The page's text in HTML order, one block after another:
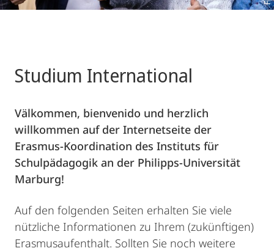
Studium International
Välkommen, bienvenido und herzlich
willkommen auf der Internetseite der
Erasmus-Koordination des Instituts für
Schulpädagogik an der Philipps-Universität
Marburg!
Auf den folgenden Seiten erhalten Sie viele
nützliche Informationen zu Ihrem (zukünftigen)
Erasmusaufenthalt. Sollten Sie noch weitere